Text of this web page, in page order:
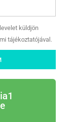
küldjön
tájékoztatójával.